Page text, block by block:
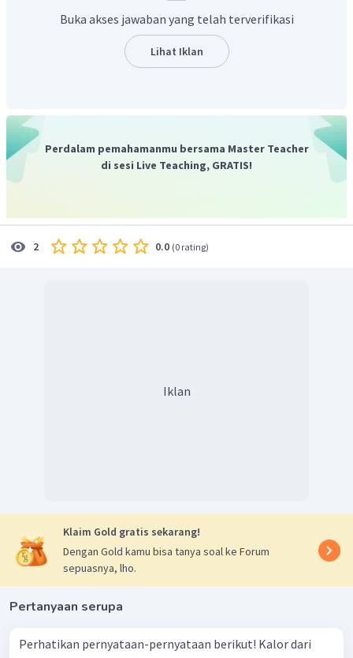
adalah Perpindahan kalor pada sendok stainless steel
yang digunakan untuk mengaduk air teh panas ke ujung
sendok yang kita pegang terjadi secara konveksi.
Buka akses jawaban yang telah terverifikasi
Lihat Iklan
Perdalam pemahamanmu bersama Master Teacher
di sesi Live Teaching, GRATIS!
2 0.0 (0 rating)
Iklan
Klaim Gold gratis sekarang!
Dengan Gold kamu bisa tanya soal ke Forum
sepuasnya, lho.
Pertanyaan serupa
Perhatikan pernyataan-pernyataan berikut! Kalor dari